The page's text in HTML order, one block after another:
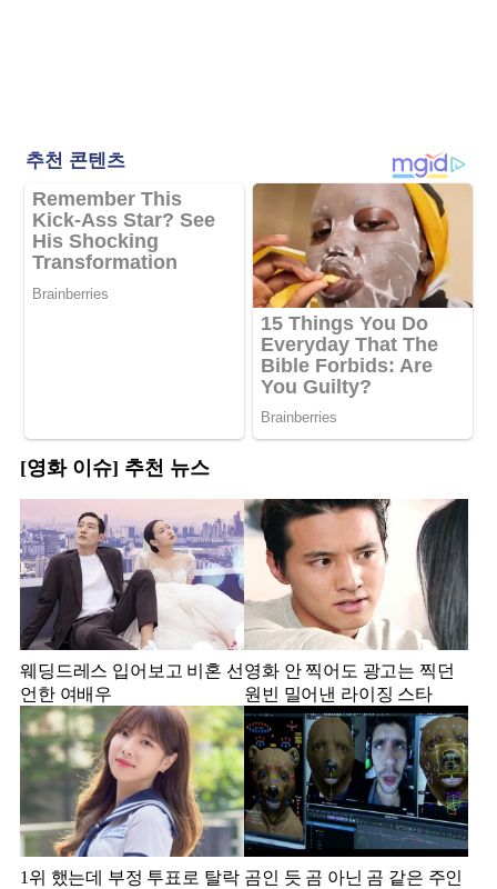
[영화 이슈] 추천 뉴스
웨딩드레스 입어보고 비혼 선
언한 여배우
영화 안 찍어도 광고는 찍던
원빈 밀어낸 라이징 스타
1위 했는데 부정 투표로 탈락 곰인 듯 곰 아닌 곰 같은 주인